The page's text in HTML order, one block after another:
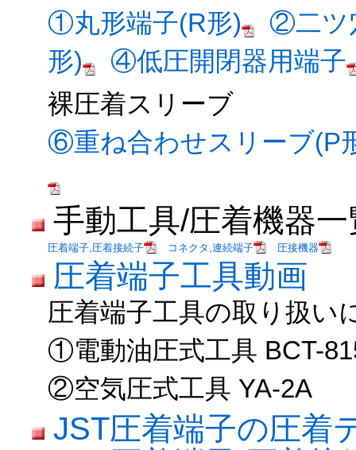
①丸形端子(R形)
②二ツ
形)
④低圧開閉器用端子
裸圧着スリーブ
⑥重ね合わせスリーブ(P
手動工具/圧着機器一
圧着端子,圧着接続子 コネクタ,連続端子 圧接機器
圧着端子工具動画
圧着端子工具の取り扱い
①電動油圧式工具 BCT-
②空気圧式工具 YA-2A
JST圧着端子の圧着